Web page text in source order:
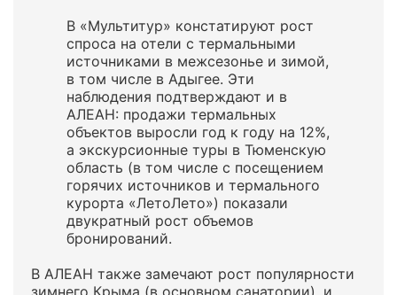
В «Мультитур» констатируют рост
спроса на отели с термальными
источниками в межсезонье и зимой,
в том числе в Адыгее. Эти
наблюдения подтверждают и в
АЛЕАН: продажи термальных
объектов выросли год к году на 12%,
а экскурсионные туры в Тюменскую
область (в том числе с посещением
горячих источников и термального
курорта «ЛетоЛето») показали
двукратный рост объемов
бронирований.
В АЛЕАН также замечают рост популярности
зимнего Крыма (в основном санатории), и